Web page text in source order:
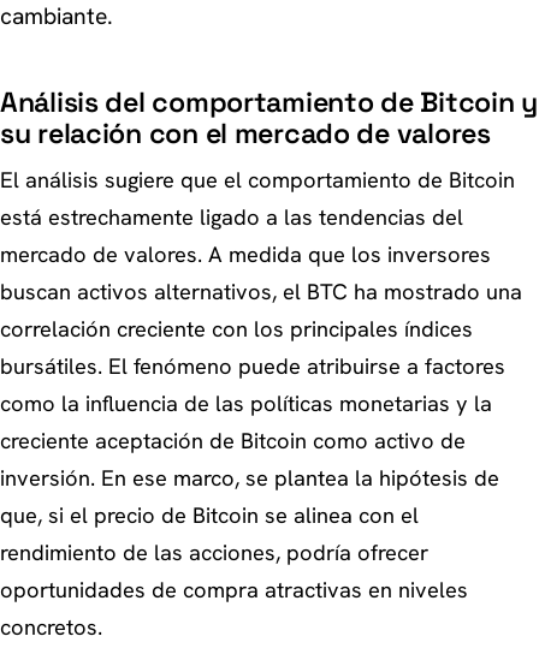
cambiante.
Análisis del comportamiento de Bitcoin y
su relación con el mercado de valores
El análisis sugiere que el comportamiento de Bitcoin
está estrechamente ligado a las tendencias del
mercado de valores. A medida que los inversores
buscan activos alternativos, el BTC ha mostrado una
correlación creciente con los principales índices
bursátiles. El fenómeno puede atribuirse a factores
como la influencia de las políticas monetarias y la
creciente aceptación de Bitcoin como activo de
inversión. En ese marco, se plantea la hipótesis de
que, si el precio de Bitcoin se alinea con el
rendimiento de las acciones, podría ofrecer
oportunidades de compra atractivas en niveles
concretos.